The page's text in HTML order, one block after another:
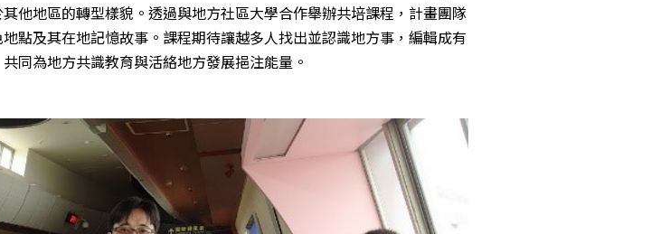
他地區的轉型樣貌。透過與地方社區大學合作舉辦共培課程，計畫團隊
點及其在地記憶故事。課程期待讓越多人找出並認識地方事，編輯成有
同為地方共識教育與活絡地方發展挹注能量。